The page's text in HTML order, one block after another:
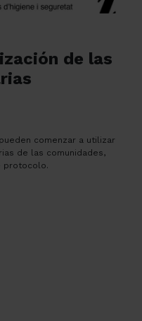
de las
comenzar a utilizar
de las comunidades,
protocolo.